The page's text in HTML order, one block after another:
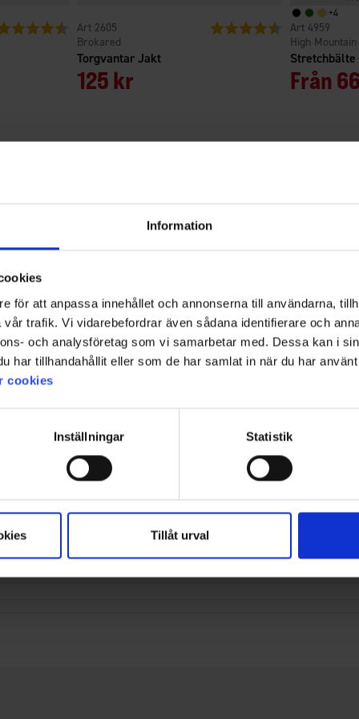
Information
för att anpassa innehållet och annonserna till användarna,
trafik. Vi vidarebefordrar även sådana identifierare och
och analysföretag som vi samarbetar med. Dessa kan i
har tillhandahållit eller som de har samlat in när du har
cookies
Inställningar Statistik
Tillåt urval
4.5 utav 5 stjärnor
Torgvantar Jakt
Brokared
2605
125 kr
Betyg: 4.4 utav 5 stjärnor
+4
Stretchbälte
High Mountain
4959
Från
4.4
Baserat på 12 betyg och 5